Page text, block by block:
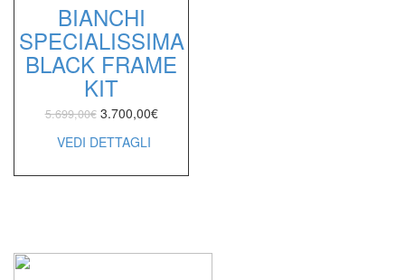
BIANCHI
SPECIALISSIMA
BLACK FRAME
KIT
5.699,00€ 3.700,00€
VEDI DETTAGLI